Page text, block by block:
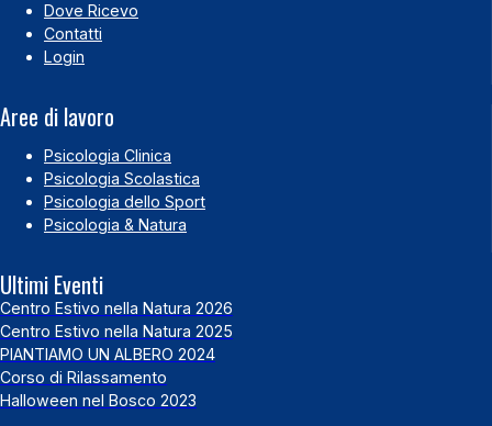
Dove Ricevo
Contatti
Login
Aree di lavoro
Psicologia Clinica
Psicologia Scolastica
Psicologia dello Sport
Psicologia & Natura
Ultimi Eventi
Centro Estivo nella Natura 2026
Centro Estivo nella Natura 2025
PIANTIAMO UN ALBERO 2024
Corso di Rilassamento
Halloween nel Bosco 2023